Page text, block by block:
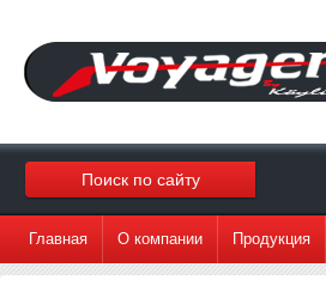
Главная О компании Продукция